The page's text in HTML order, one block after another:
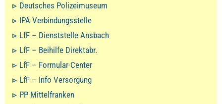
Deutsches Polizeimuseum
IPA Verbindungsstelle
LfF – Dienststelle Ansbach
LfF – Beihilfe Direktabr.
LfF – Formular-Center
LfF – Info Versorgung
PP Mittelfranken